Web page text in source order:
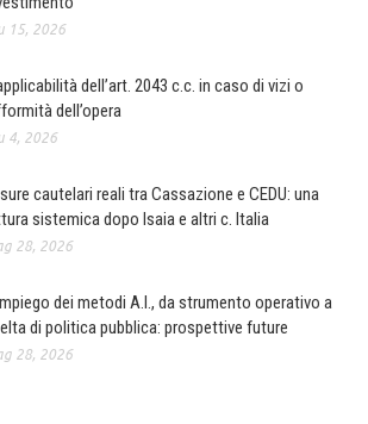
15, 2026
dell’art. 2043 c.c. in caso di vizi o
dell’opera
4, 2026
cautelari reali tra Cassazione e CEDU: una
sistemica dopo Isaia e altri c. Italia
28, 2026
dei metodi A.I., da strumento operativo a
di politica pubblica: prospettive future
28, 2026